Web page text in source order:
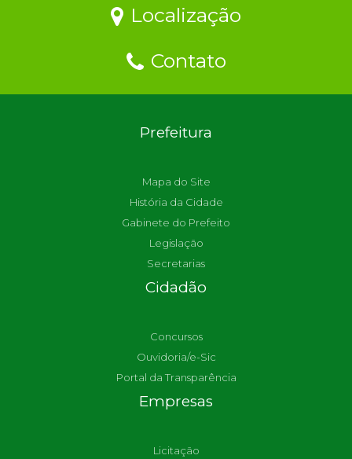
Localização
Contato
Prefeitura
Mapa do Site
História da Cidade
Gabinete do Prefeito
Legislação
Secretarias
Cidadão
Concursos
Ouvidoria/e-Sic
Portal da Transparência
Empresas
Licitação